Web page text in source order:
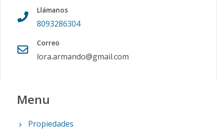
Llámanos
8093286304
Correo
lora.armando@gmail.com
Menu
Propiedades